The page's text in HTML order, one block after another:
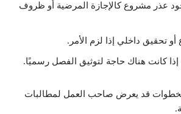
عذر مشروع كالإجازة المرضية أو ظروف
تحقيق داخلي إذا لزم الأمر.
كانت هناك حاجة لتوثيق الفصل رسميًا.
الخطوات قد يعرض صاحب العمل لمطالبات